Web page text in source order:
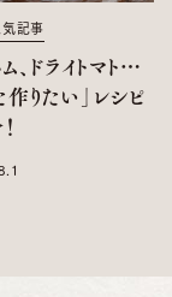
記事
、ドライトマト…
作りたい」レシピ